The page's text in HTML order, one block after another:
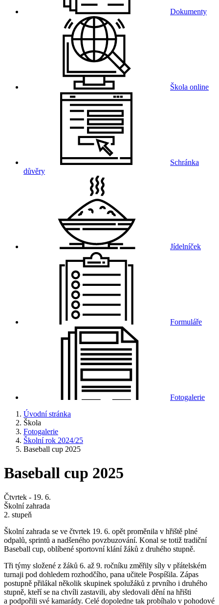
Dokumenty
Škola online
Schránka
důvěry
Jídelníček
Formuláře
Fotogalerie
Úvodní stránka
Škola
Fotogalerie
Školní rok 2024/25
Baseball cup 2025
Baseball cup 2025
Čtvrtek - 19. 6.
Školní zahrada
2. stupeň
Školní zahrada se ve čtvrtek 19. 6. opět proměnila v hřiště plné
odpalů, sprintů a nadšeného povzbuzování. Konal se totiž tradiční
Baseball cup, oblíbené sportovní klání žáků z druhého stupně.
Tři týmy složené z žáků 6. až 9. ročníku změřily síly v přátelském
turnaji pod dohledem rozhodčího, pana učitele Pospíšila. Zápas
postupně přilákal několik skupinek spolužáků z prvního i druhého
stupně, kteří se na chvíli zastavili, aby sledovali dění na hřišti
a podpořili své kamarády. Celé dopoledne tak probíhalo v pohodové